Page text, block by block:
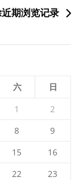
期浏览记录
六
日
1
2
8
9
15
16
22
23